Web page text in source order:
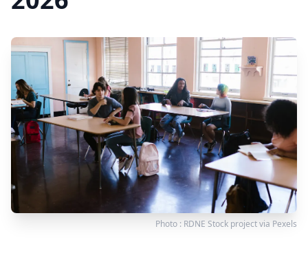
Photo : RDNE Stock projectvia Pexels